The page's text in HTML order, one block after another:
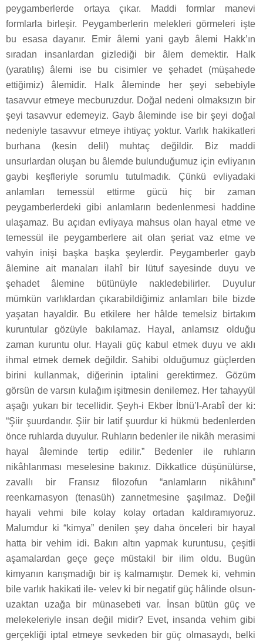
peygamberlerde ortaya çıkar. Maddi formlar manevi
formlarla birleşir. Peygamberlerin melekleri görmeleri işte
bu esasa dayanır. Emir âlemi yani gayb âlemi Hakk’ın
sıradan insanlardan gizlediği bir âlem demektir. Halk
(yaratılış) âlemi ise bu cisimler ve şehadet (müşahede
ettiğimiz) âlemidir. Halk âleminde her şeyi sebebiyle
tasavvur etmeye mecburuzdur. Doğal nedeni olmaksızın bir
şeyi tasavvur edemeyiz. Gayb âleminde ise bir şeyi doğal
nedeniyle tasavvur etmeye ihtiyaç yoktur. Varlık hakikatleri
burhana (kesin delil) muhtaç değildir. Biz maddi
unsurlardan oluşan bu âlemde bulunduğumuz için evliyanın
gaybi keşfleriyle sorumlu tutulmadık. Çünkü evliyadaki
anlamları temessül ettirme gücü hiç bir zaman
peygamberlerdeki gibi anlamların bedenlenmesi haddine
ulaşamaz. Bu açıdan evliyaya mahsus olan hayal etme ve
temessül ile peygamberlere ait olan şeriat vaz etme ve
vahyin inişi başka başka şeylerdir. Peygamberler gayb
âlemine ait manaları ilahî bir lütuf sayesinde duyu ve
şehadet âlemine bütünüyle nakledebilirler. Duyulur
mümkün varlıklardan çıkarabildiğimiz anlamları bile bizde
yaşatan hayaldir. Bu etkilere her hâlde temelsiz birtakım
kuruntular gözüyle bakılamaz. Hayal, anlamsız olduğu
zaman kuruntu olur. Hayali güç kabul etmek duyu ve aklı
ihmal etmek demek değildir. Sahibi olduğumuz güçlerden
birini kullanmak, diğerinin iptalini gerektirmez. Gözüm
görsün de varsın kulağım işitmesin denilemez. Her tahayyül
aşağı yukarı bir tecellidir. Şeyh-i Ekber İbnü’l-Arabî der ki:
“Şiir şuurdandır. Şiir bir latif şuurdur ki hükmü bedenlerden
önce ruhlarda duyulur. Ruhların bedenler ile nikâh merasimi
hayal âleminde tertip edilir.” Bedenler ile ruhların
nikâhlanması meselesine bakınız. Dikkatlice düşünülürse,
zavallı bir Fransız filozofun “anlamların nikâhını”
reenkarnasyon (tenasüh) zannetmesine şaşılmaz. Değil
hayali vehmi bile kolay kolay ortadan kaldıramıyoruz.
Malumdur ki “kimya” denilen şey daha önceleri bir hayal
hatta bir vehim idi. Bakırı altın yapmak kuruntusu, çeşitli
aşamalardan geçe geçe müstakil bir ilim oldu. Bugün
kimyanın karışmadığı bir iş kalmamıştır. Demek ki, vehmin
bile varlık hakikati ile- velev ki bir negatif güç hâlinde olsun-
uzaktan uzağa bir münasebeti var. İnsan bütün güç ve
melekeleriyle insan değil midir? Evet, insanda vehim gibi
gerçekliği iptal etmeye sevkeden bir güç olmasaydı, belki